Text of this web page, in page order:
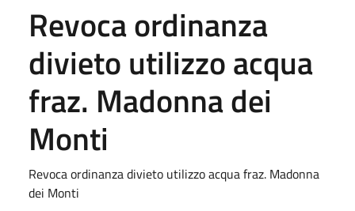
Revoca ordinanza
divieto utilizzo acqua
fraz. Madonna dei
Monti
Revoca ordinanza divieto utilizzo acqua fraz. Madonna
dei Monti